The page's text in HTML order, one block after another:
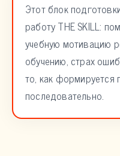
Этот блок
работу THE SKILL:
учебную мотивацию
обучению, страх
то, как формируется
последовательно.